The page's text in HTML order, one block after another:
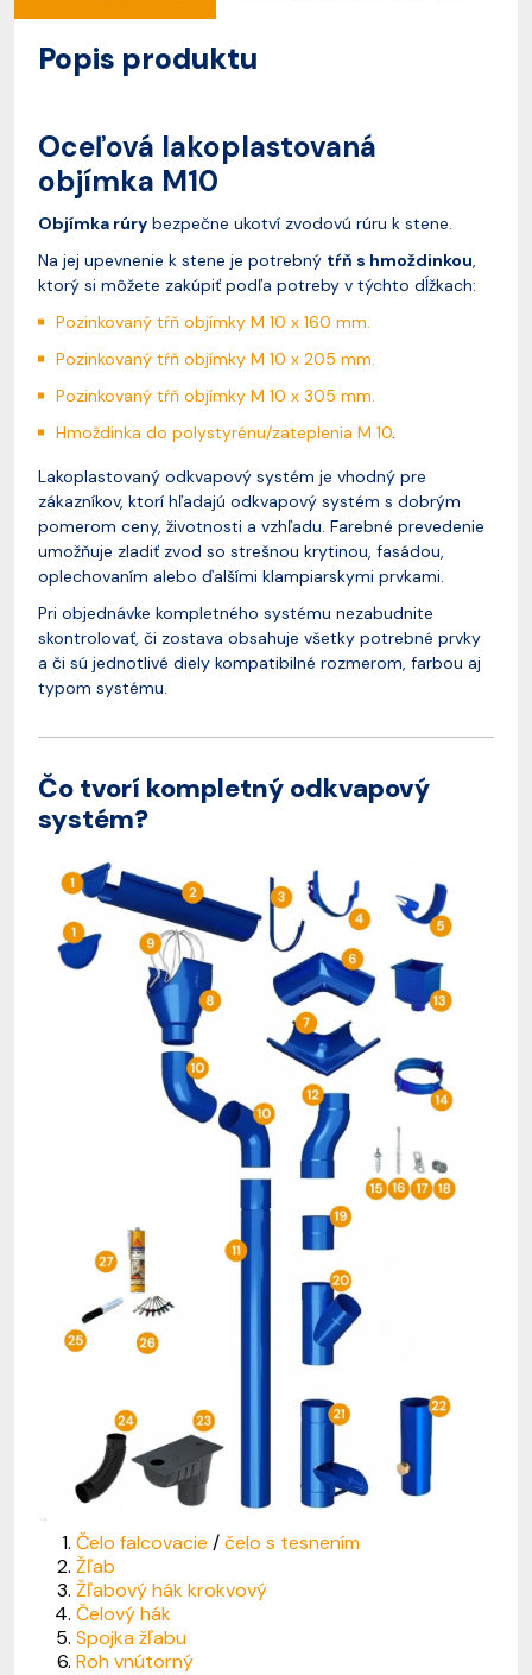
Popis produktu
Oceľová lakoplastovaná
objímka M10
Objímka rúry bezpečne ukotví zvodovú rúru k stene.
Na jej upevnenie k stene je potrebný tŕň s hmoždinkou,
ktorý si môžete zakúpiť podľa potreby v týchto dĺžkach:
Pozinkovaný tŕň objímky M 10 x 160 mm.
Pozinkovaný tŕň objímky M 10 x 205 mm.
Pozinkovaný tŕň objímky M 10 x 305 mm.
Hmoždinka do polystyrénu/zateplenia M 10.
Lakoplastovaný odkvapový systém je vhodný pre
zákazníkov, ktorí hľadajú odkvapový systém s dobrým
pomerom ceny, životnosti a vzhľadu. Farebné prevedenie
umožňuje zladiť zvod so strešnou krytinou, fasádou,
oplechovaním alebo ďalšími klampiarskymi prvkami.
Pri objednávke kompletného systému nezabudnite
skontrolovať, či zostava obsahuje všetky potrebné prvky
a či sú jednotlivé diely kompatibilné rozmerom, farbou aj
typom systému.
Čo tvorí kompletný odkvapový
systém?
Čelo falcovacie /čelo s tesnením
Žľab
Žľabový hák krokvový
Čelový hák
Spojka žľabu
Roh vnútorný